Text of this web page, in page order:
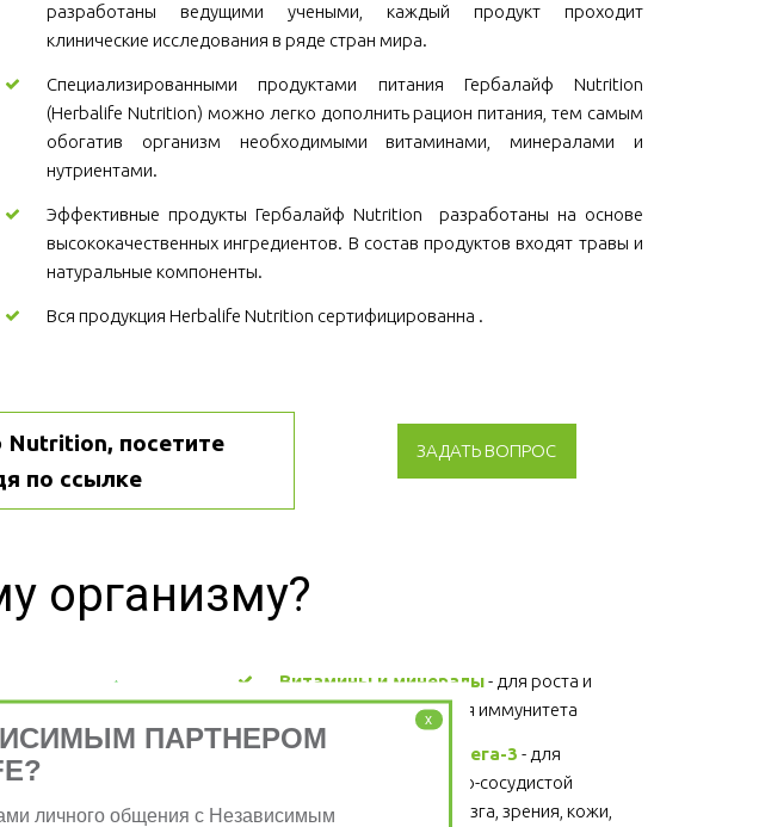
разработаны ведущими учеными, каждый продукт проходит
клинические исследования в ряде стран мира.
Специализированными продуктами питания Гербалайф Nutrition
(Herbalife Nutrition) можно легко дополнить рацион питания, тем самым
обогатив организм необходимыми витаминами, минералами и
нутриентами.
Эффективные продукты Гербалайф Nutrition разработаны на основе
высококачественных ингредиентов. В состав продуктов входят травы и
натуральные компоненты.
Вся продукция Herbalife Nutrition сертифицированна .
Nutrition, посетите
по ссылке
ЗАДАТЬ ВОПРОС
организму?
Витамины и минералы - для роста и
развития, поддержания иммунитета
Жирные кислоты Омега-3 - для
поддержания сердечно-сосудистой
системы, головного мозга, зрения, кожи,
x
ПАРТНЕРОМ
личного общения с Независимым